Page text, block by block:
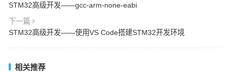
STM32高级开发——gcc-arm-none-eabi
下一篇
STM32高级开发——使用VS Code搭建STM32开发环境
相关推荐